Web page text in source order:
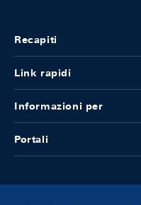
Recapiti
Link rapidi
Informazioni per
Portali